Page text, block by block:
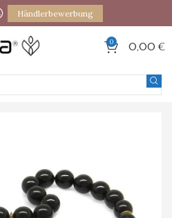
Händlerbewerbung
0 0,00 €